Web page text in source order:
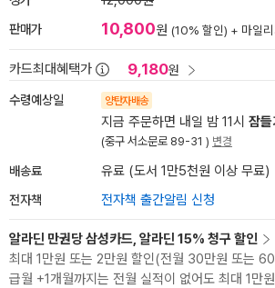
판매가 10,800원 (10% 할인) + 마일
카드최대혜택가 9,180원
수령예상일 양탄자배송
지금 주문하면 내일 밤 11시 잠
(중구 서소문로 89-31 ) 변경
배송료 유료 (도서 1만5천원 이상 무료)
전자책 전자책 출간알림 신청
알라딘 만권당 삼성카드, 알라딘 15% 청구 할인
최대 1만원 또는 2만원 할인(전월 30만원 또는
급월 +1개월까지는 전월 실적이 없어도 최대 1만